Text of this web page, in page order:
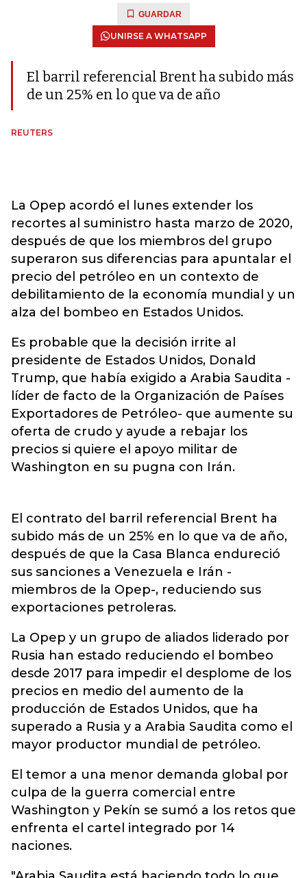
GUARDAR
UNIRSE A WHATSAPP
El barril referencial Brent ha subido más
de un 25% en lo que va de año
REUTERS
La Opep acordó el lunes extender los
recortes al suministro hasta marzo de 2020,
después de que los miembros del grupo
superaron sus diferencias para apuntalar el
precio del petróleo en un contexto de
debilitamiento de la economía mundial y un
alza del bombeo en Estados Unidos.
Es probable que la decisión irrite al
presidente de Estados Unidos, Donald
Trump, que había exigido a Arabia Saudita -
líder de facto de la Organización de Países
Exportadores de Petróleo- que aumente su
oferta de crudo y ayude a rebajar los
precios si quiere el apoyo militar de
Washington en su pugna con Irán.
El contrato del barril referencial Brent ha
subido más de un 25% en lo que va de año,
después de que la Casa Blanca endureció
sus sanciones a Venezuela e Irán -
miembros de la Opep-, reduciendo sus
exportaciones petroleras.
La Opep y un grupo de aliados liderado por
Rusia han estado reduciendo el bombeo
desde 2017 para impedir el desplome de los
precios en medio del aumento de la
producción de Estados Unidos, que ha
superado a Rusia y a Arabia Saudita como el
mayor productor mundial de petróleo.
El temor a una menor demanda global por
culpa de la guerra comercial entre
Washington y Pekín se sumó a los retos que
enfrenta el cartel integrado por 14
naciones.